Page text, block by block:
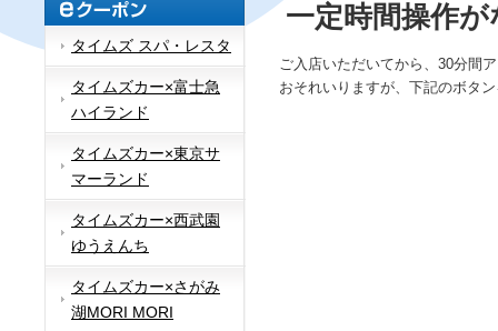
タイムズ スパ・レスタ
タイムズカー×富士急
ハイランド
タイムズカー×東京サ
マーランド
タイムズカー×西武園
ゆうえんち
タイムズカー×さがみ
湖MORI MORI
一定時間操作
ご入店いただいてから、30分間
おそれいりますが、下記のボタ